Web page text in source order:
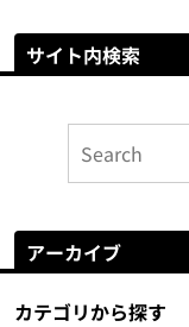
サイト内検索
アーカイブ
カテゴリから探す